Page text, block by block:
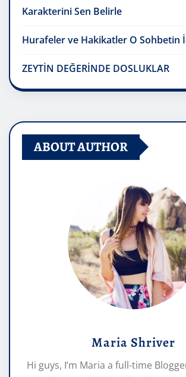
Karakterini Sen Belirle
Hurafeler ve Hakikatler O Sohbetin
ZEYTİN DEĞERİNDE DOSLUKLAR
ABOUT AUTHOR
Maria Shriver
Hi guys, I’m Maria a full-time